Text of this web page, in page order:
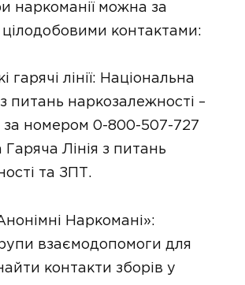
наркоманії можна за
контактами:
гарячі лінії: Національна
з питань наркозалежності –
за номером 0-800-507-727
Гаряча Лінія з питань
та ЗПТ.
Наркомані»:
взаємодопомоги для
контакти зборів у